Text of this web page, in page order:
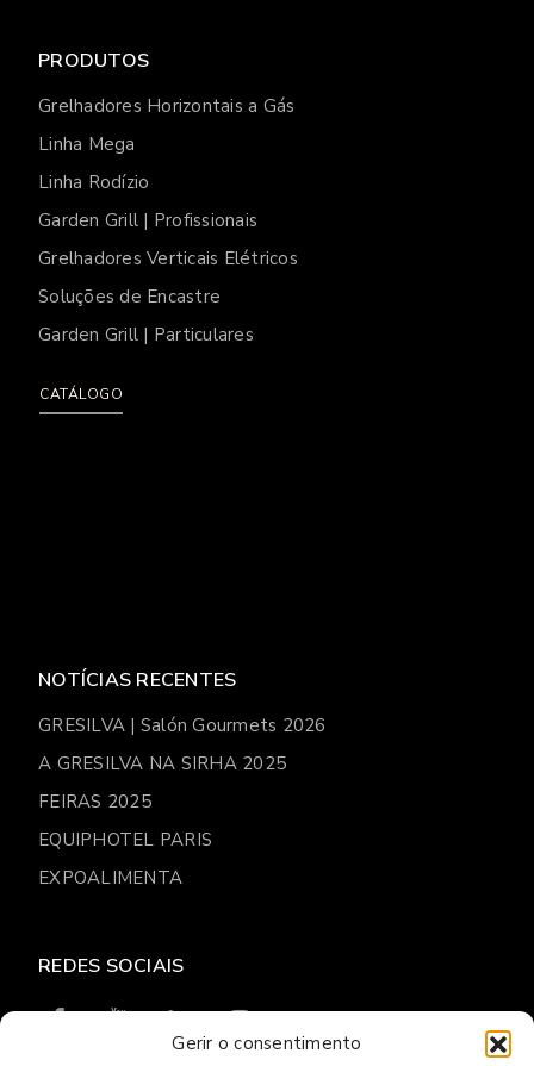
Gerir o consentimento
PRODUTOS
Grelhadores Horizontais a Gás
Linha Mega
Linha Rodízio
Garden Grill | Profissionais
Grelhadores Verticais Elétricos
Soluções de Encastre
Garden Grill | Particulares
CATÁLOGO
NOTÍCIAS RECENTES
GRESILVA | Salón Gourmets 2026
A GRESILVA NA SIRHA 2025
FEIRAS 2025
EQUIPHOTEL PARIS
EXPOALIMENTA
REDES SOCIAIS